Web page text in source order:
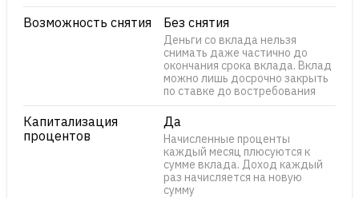
Возможность снятия Без снятия
Деньги со вклада нельзя
снимать даже частично до
окончания срока вклада. Вклад
можно лишь досрочно закрыть
по ставке до востребования
Капитализация
процентов
Да
Начисленные проценты
каждый месяц плюсуются к
сумме вклада. Доход каждый
раз начисляется на новую
сумму